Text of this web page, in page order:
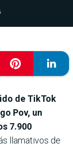
de TikTok
Pov, un
7.900
llamativos de